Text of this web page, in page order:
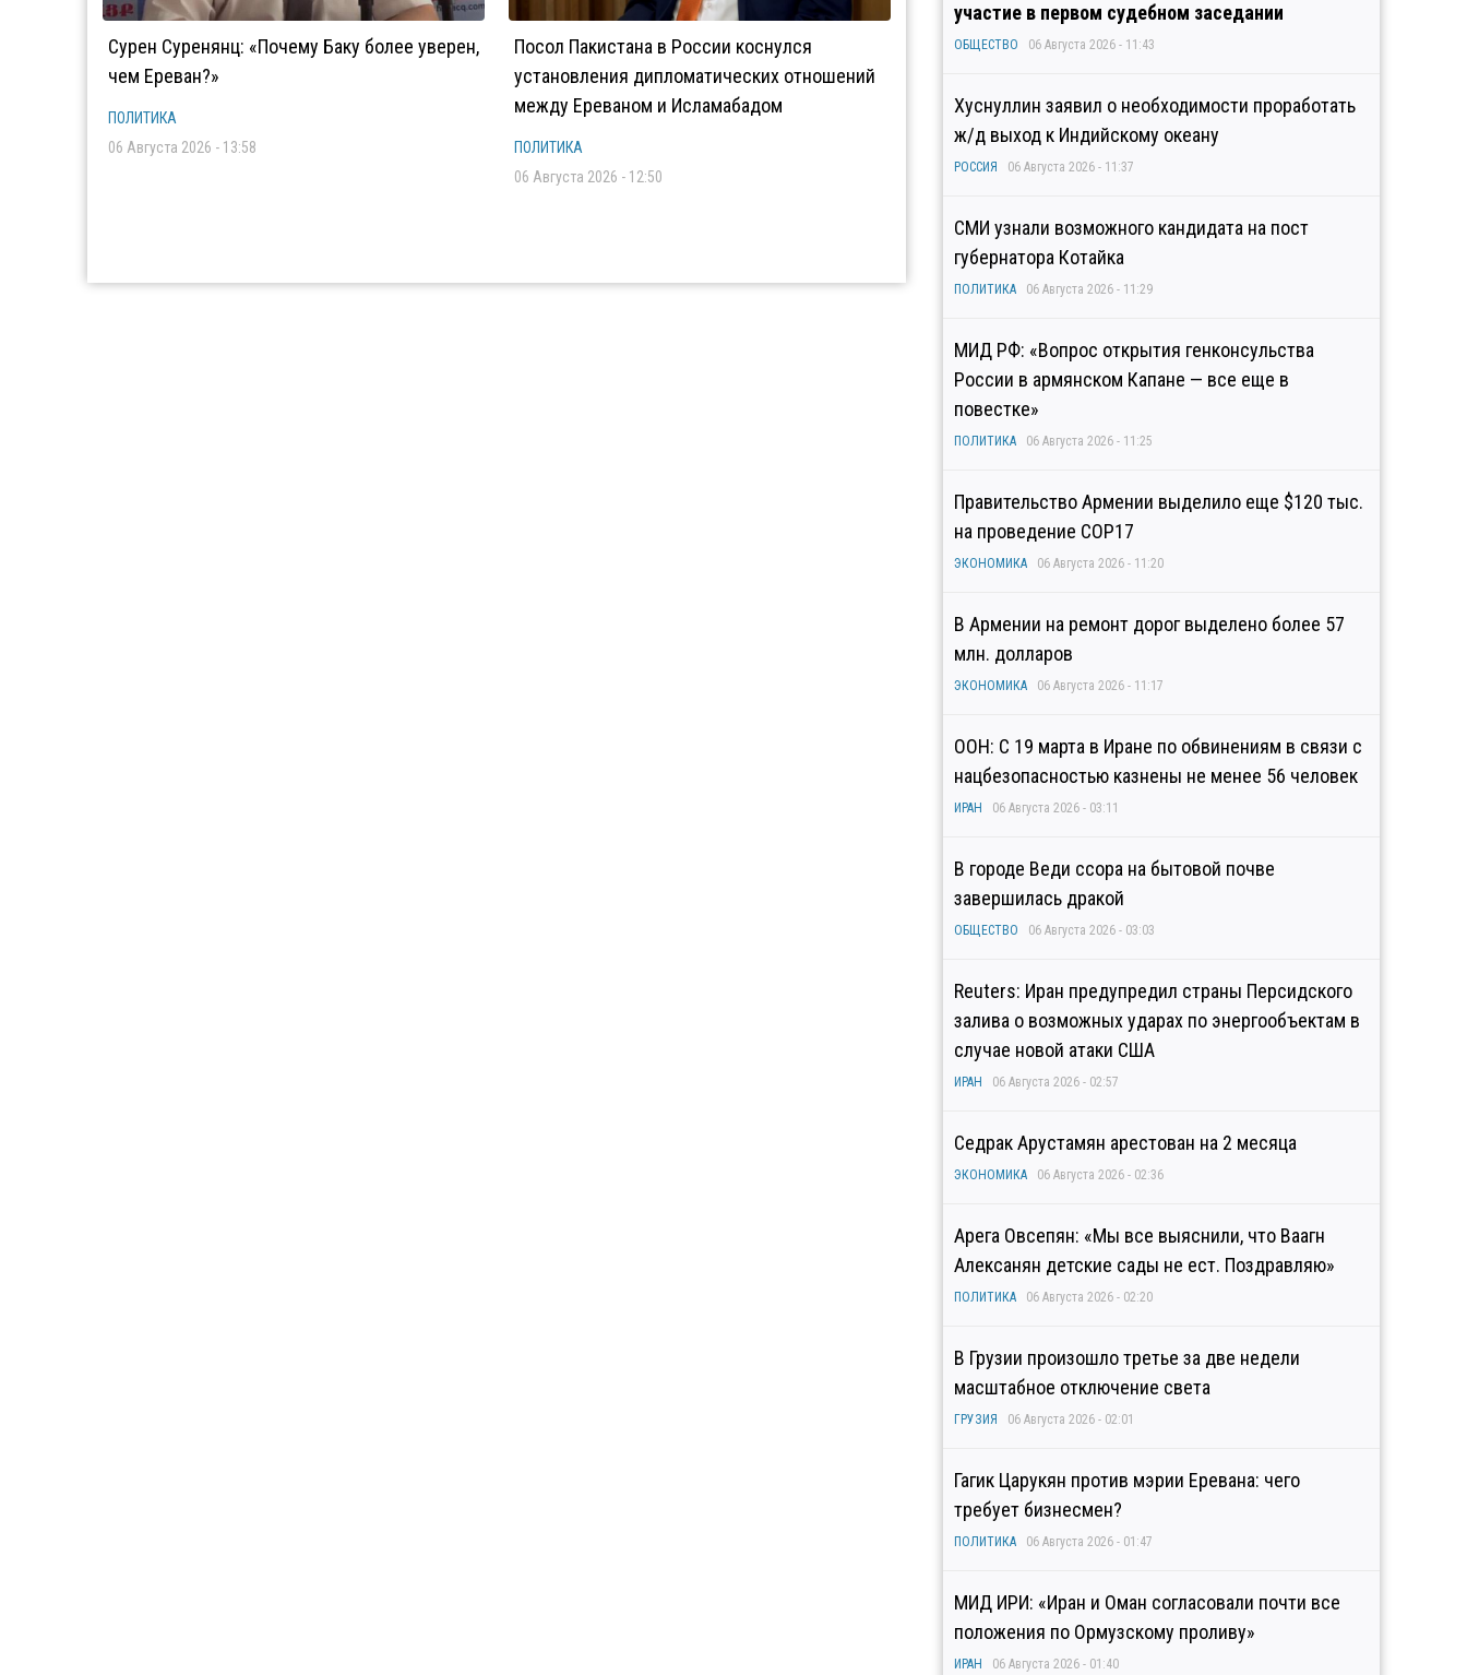
Сурен Суренянц: «Почему Баку более уверен,
чем Ереван?»
ПОЛИТИКА
06 Августа 2026 - 13:58
Посол Пакистана в России коснулся
установления дипломатических отношений
между Ереваном и Исламабадом
ПОЛИТИКА
06 Августа 2026 - 12:50
участие в первом судебном заседании
ОБЩЕСТВО 06 Августа 2026 - 11:43
Хуснуллин заявил о необходимости проработать
ж/д выход к Индийскому океану
РОССИЯ 06 Августа 2026 - 11:37
СМИ узнали возможного кандидата на пост
губернатора Котайка
ПОЛИТИКА 06 Августа 2026 - 11:29
МИД РФ: «Вопрос открытия генконсульства
России в армянском Капане — все еще в
повестке»
ПОЛИТИКА 06 Августа 2026 - 11:25
Правительство Армении выделило еще $120 тыс.
на проведение COP17
ЭКОНОМИКА 06 Августа 2026 - 11:20
В Армении на ремонт дорог выделено более 57
млн. долларов
ЭКОНОМИКА 06 Августа 2026 - 11:17
ООН: С 19 марта в Иране по обвинениям в связи с
нацбезопасностью казнены не менее 56 человек
ИРАН 06 Августа 2026 - 03:11
В городе Веди ссора на бытовой почве
завершилась дракой
ОБЩЕСТВО 06 Августа 2026 - 03:03
Reuters: Иран предупредил страны Персидского
залива о возможных ударах по энергообъектам в
случае новой атаки США
ИРАН 06 Августа 2026 - 02:57
Седрак Арустамян арестован на 2 месяца
ЭКОНОМИКА 06 Августа 2026 - 02:36
Арега Овсепян: «Мы все выяснили, что Ваагн
Алексанян детские сады не ест. Поздравляю»
ПОЛИТИКА 06 Августа 2026 - 02:20
В Грузии произошло третье за две недели
масштабное отключение света
ГРУЗИЯ 06 Августа 2026 - 02:01
Гагик Царукян против мэрии Еревана: чего
требует бизнесмен?
ПОЛИТИКА 06 Августа 2026 - 01:47
МИД ИРИ: «Иран и Оман согласовали почти все
положения по Ормузскому проливу»
ИРАН 06 Августа 2026 - 01:40